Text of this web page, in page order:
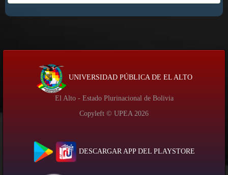
UNIVERSIDAD PÚBLICA DE EL ALTO
El Alto - Estado Plurinacional de Bolivia
Copyleft © UPEA 2026
DESCARGAR APP DEL PLAYSTORE